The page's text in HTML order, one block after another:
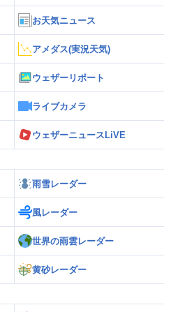
お天気ニュース
アメダス(実況天気)
ウェザーリポート
ライブカメラ
ウェザーニュースLiVE
雨雪レーダー
風レーダー
世界の雨雲レーダー
黄砂レーダー